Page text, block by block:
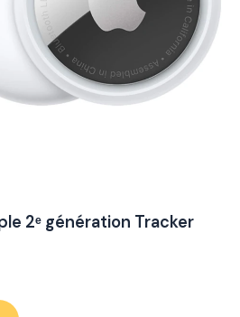
2ᵉ génération Tracker